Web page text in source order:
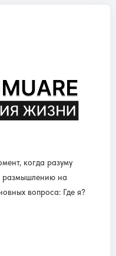
когда разуму
размышлению на
вопроса: Где я?